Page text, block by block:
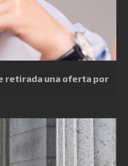
retirada una oferta por